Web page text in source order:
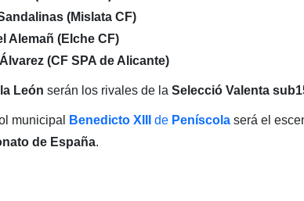
(Mislata CF)
Alemañ (Elche CF)
(CF SPA de Alicante)
León serán los rivales de la Selecció Valenta
municipal Benedicto XIII de Peníscola será el
de España.